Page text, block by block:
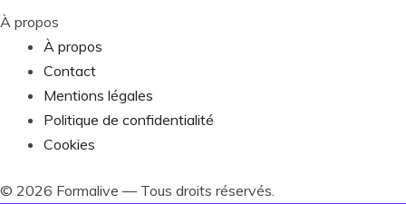
À propos
À propos
Contact
Mentions légales
Politique de confidentialité
Cookies
© 2026 Formalive — Tous droits réservés.